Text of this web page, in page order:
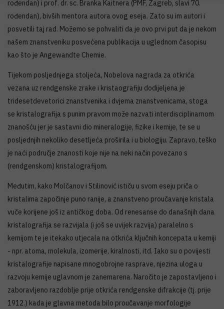
rođendan) i prof. dr. sc. Branka Kaitnera (PMF, Zagreb, slavi 70.
rođendan), bivših mentora autora ovog eseja. Zato su im autori i
posvetili taj rad. Možemo se pohvaliti da je ovo prvi put da je nekom
našem znanstveniku posvećena publikacija u uglednom časopisu
kao što je Angewandte Chemie.
Tijekom posljednjega stoljeća, Nobelova nagrada za otkrića
vezana uz rendgenske zrake i kristaografiju dodijeljena je
tridesetdevetorici znanstvenika i dvjema znanstvenicama, stoga
se kristalografija s punim pravom može nazvati interdisciplinarnom
znanošću jer je sastavni dio mineralogije, fizike i kemije, te se u
posljednjih nekoliko desetljeća proširila i u biologiju. Zapravo, teško
je naći područje znanosti koje nije na neki način povezano s
(rendgenskom) kristalografijom.
Međutim, kako Molčanov i Stilinović ističu u svom eseju priča o
kristalima započinje puno ranije, a znanstveno proučavanje kristala
vuče korijene još iz antičkog doba. Od renesanse do današnjih dana
kristalografija se razvijala (i još se uvijek razvija) paralelno s
kemijom te je itekako utjecala na otkrića ključnih koncepata u kemiji
- npr. atoma, molekula, izomerije, kiralnosti, itd. Iako su o povijesti
kristalografije napisane mnogobrojne rasprave, njezina uloga u
razvoju kemije uglavnom je zanemarena. Naročito je zapostavljeno i
zaboravljeno razdoblje prije otkrića rendgenske difrakcije (tj. prije
1912.) kada je glavna metoda bilo proučavanje morfologije